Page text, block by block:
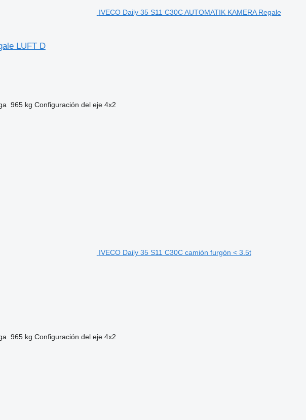
IVECO Daily 35 S11 C30C AUTOMATIK KAMERA Regale
LUFT D
965 kg Configuración del eje 4x2
IVECO Daily 35 S11 C30C camión furgón < 3.5t
965 kg Configuración del eje 4x2